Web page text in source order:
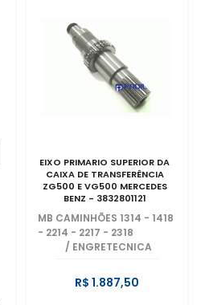
EIXO PRIMARIO SUPERIOR DA
CAIXA DE TRANSFERÊNCIA
ZG500 E VG500 MERCEDES
BENZ - 3832801121
MB CAMINHÕES 1314 - 1418
- 2214 - 2217 - 2318
/ ENGRETECNICA
R$ 1.887,50